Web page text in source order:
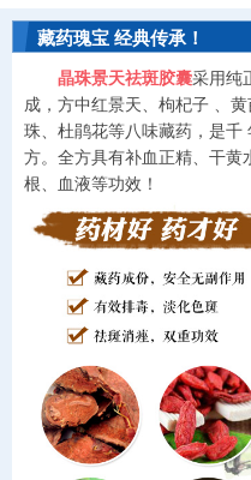
藏药瑰宝 经典传承！
晶珠景天祛斑胶囊采用纯
成，方中红景天、枸杞子 、
珠、杜鹃花等八味藏药，是千
方。全方具有补血正精、干黄
根、血液等功效！